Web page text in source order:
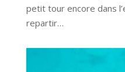
petit tour encore dans
repartir…